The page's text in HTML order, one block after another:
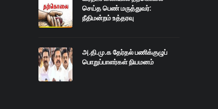
செய்த பெண் மருத்துவர்:
நீதிமன்றம் உத்தரவு
அ.தி.மு.க தேர்தல் பணிக்குழுப்
பொறுப்பாளர்கள் நியமனம்